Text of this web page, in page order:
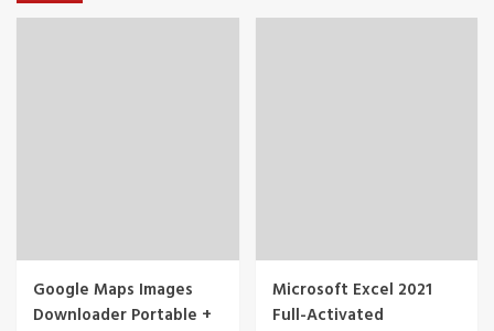
Google Maps Images
Downloader Portable +
Microsoft Excel 2021
Full-Activated